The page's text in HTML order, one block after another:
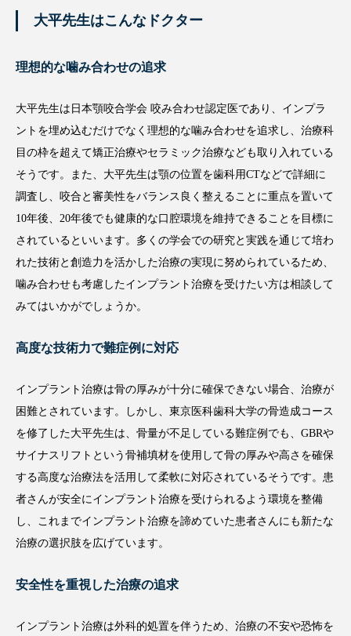
大平先生はこんなドクター
理想的な噛み合わせの追求
大平先生は日本顎咬合学会 咬み合わせ認定医であり、インプラ
ントを埋め込むだけでなく理想的な噛み合わせを追求し、治療科
目の枠を超えて矯正治療やセラミック治療なども取り入れている
そうです。また、大平先生は顎の位置を歯科用CTなどで詳細に
調査し、咬合と審美性をバランス良く整えることに重点を置いて
10年後、20年後でも健康的な口腔環境を維持できることを目標に
されているといいます。多くの学会での研究と実践を通じて培わ
れた技術と創造力を活かした治療の実現に努められているため、
噛み合わせも考慮したインプラント治療を受けたい方は相談して
みてはいかがでしょうか。
高度な技術力で難症例に対応
インプラント治療は骨の厚みが十分に確保できない場合、治療が
困難とされています。しかし、東京医科歯科大学の骨造成コース
を修了した大平先生は、骨量が不足している難症例でも、GBRや
サイナスリフトという骨補填材を使用して骨の厚みや高さを確保
する高度な治療法を活用して柔軟に対応されているそうです。患
者さんが安全にインプラント治療を受けられるよう環境を整備
し、これまでインプラント治療を諦めていた患者さんにも新たな
治療の選択肢を広げています。
安全性を重視した治療の追求
インプラント治療は外科的処置を伴うため、治療の不安や恐怖を